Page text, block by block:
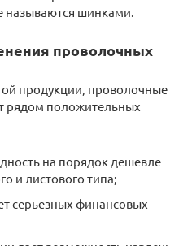
называются шинками.
проволочных
продукции, проволочные
рядом положительных
на порядок дешевле
и листового типа;
серьезных финансовых